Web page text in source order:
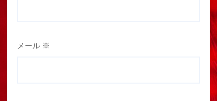
メール ※